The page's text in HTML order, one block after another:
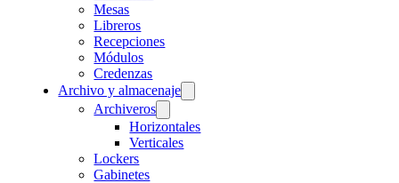
Mesas
Libreros
Recepciones
Módulos
Credenzas
Archivo y almacenaje
Archiveros
Horizontales
Verticales
Lockers
Gabinetes